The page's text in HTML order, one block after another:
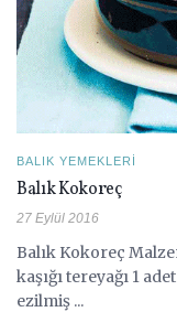
BALIK YEMEKLERI
Balık Kokoreç
27 Eylül 2016
Balık Kokoreç
kaşığı tereyağı 1
ezilmiş ...